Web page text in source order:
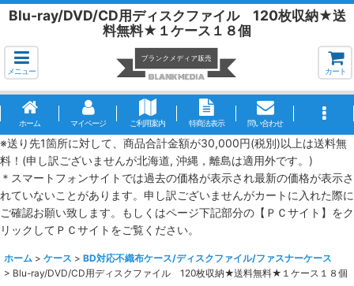
Blu-ray/DVD/CD用ディスクファイル 120枚収納★送
料無料★１ケース１８個
メニュー カート
ホーム マイページ ご利用案内 特商法表示 問い合わせ
※送り先1箇所に対して、商品合計金額が30,000円(税別)以上は送料無
料！(申し訳ございませんが北海道, 沖縄，離島は適用外です。)
＊スマートフォンサイトでは過去の価格が表示され最新の価格が表示さ
れていないことがあります。申し訳ございませんがカートに入れた際に
ご確認お願い致します。もしくはページ下記部分の【ＰＣサイト】をク
リックしてＰＣサイトをご覧ください。
ホーム > ケース > BD対応不織布ケース/ディスクファイル/ファスナーケース
> Blu-ray/DVD/CD用ディスクファイル 120枚収納★送料無料★１ケース１８個